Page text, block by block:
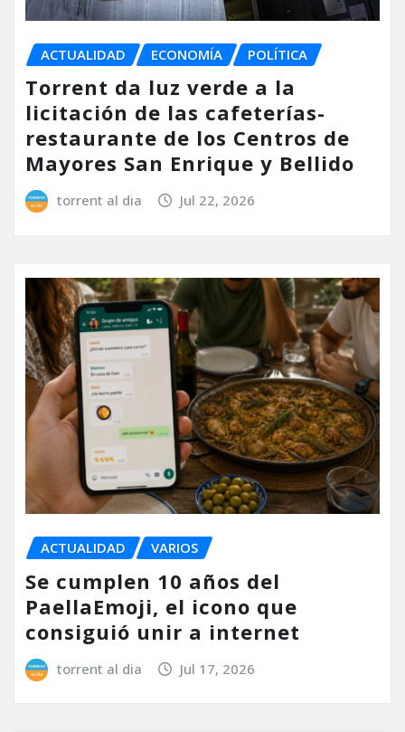
ACTUALIDAD ECONOMÍA POLÍTICA
Torrent da luz verde a la
licitación de las cafeterías-
restaurante de los Centros de
Mayores San Enrique y Bellido
torrent al dia Jul 22, 2026
ACTUALIDAD VARIOS
Se cumplen 10 años del
PaellaEmoji, el icono que
consiguió unir a internet
torrent al dia Jul 17, 2026